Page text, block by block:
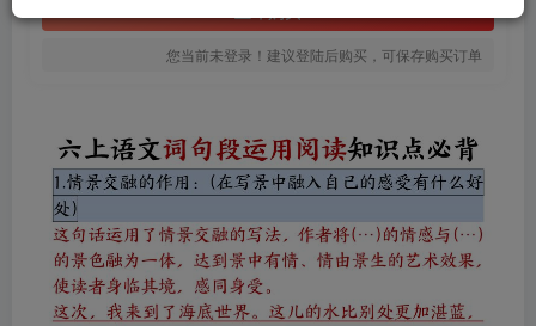
您当前未登录！建议登陆后购买，可保存购买订单